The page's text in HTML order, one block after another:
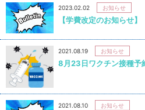
2023.02.02 お知らせ
【学費改定のお知らせ】
2021.08.19 お知らせ
8月23日ワクチン接種予
2021.08.10 お知らせ